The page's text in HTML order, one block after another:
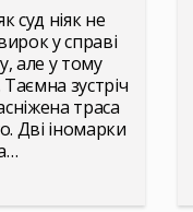
суд ніяк не
у справі
але у тому
зустріч
траса
Дві іномарки